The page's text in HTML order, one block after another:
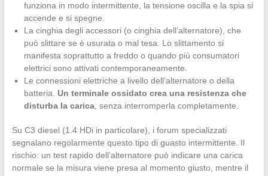
funziona in modo intermittente, la tensione oscilla e la spia si
accende e si spegne.
La cinghia degli accessori (o cinghia dell’alternatore), che
può slittare se è usurata o mal tesa. Lo slittamento si
manifesta soprattutto a freddo o quando più consumatori
elettrici sono attivati contemporaneamente.
Le connessioni elettriche a livello dell’alternatore o della
batteria. Un terminale ossidato crea una resistenza che
disturba la carica, senza interromperla completamente.
Su C3 diesel (1.4 HDi in particolare), i forum specializzati
segnalano regolarmente questo tipo di guasto intermittente. Il
rischio: un test rapido dell’alternatore può indicare una carica
normale se la misura viene presa al momento giusto, mentre il